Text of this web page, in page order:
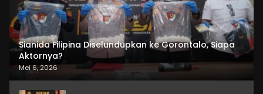
Sianida Filipina Diselundupkan ke Gorontalo, Siapa
Aktornya?
Mei 6, 2026